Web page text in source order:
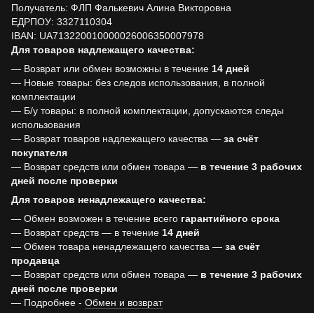
Получатель: ФЛП Фалькевич Алина Викторовна
ЕДРПОУ: 3327110304
IBAN: UA713220010000026006350007978
Для товаров надлежащего качества:
— Возврат или обмен возможны в течение 14 дней
— Новые товары: без следов использования, в полной
комплектации
— Б/у товары: в полной комплектации, допускаются следы
использования
— Возврат товаров надлежащего качества — за счёт
покупателя
— Возврат средств или обмен товара — в течение 3 рабочих
дней после проверки
Для товаров ненадлежащего качества:
— Обмен возможен в течение всего гарантийного срока
— Возврат средств — в течение 14 дней
— Обмен товара ненадлежащего качества — за счёт
продавца
— Возврат средств или обмен товара — в течение 3 рабочих
дней после проверки
— Подробнее - Обмен и возврат